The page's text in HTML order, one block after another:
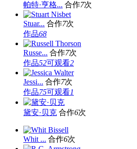
帕特·亨格... 合作7次
Stuar... 合作7次
作品68
Russe... 合作7次
作品52可观看2
Jessi... 合作7次
作品75可观看1
黛安·贝克 合作6次
Whit ... 合作6次